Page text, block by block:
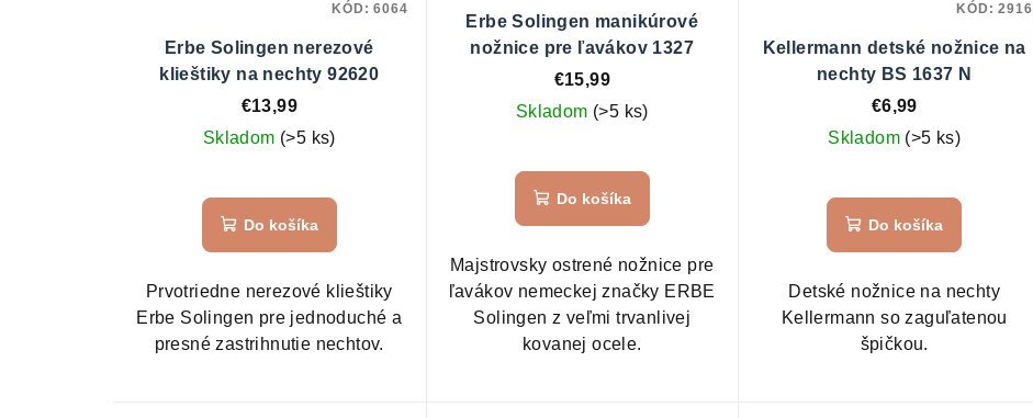
Erbe Solingen nerezové
klieštiky na nechty 92620
€13,99
Skladom (>5 ks)
Do košíka
Prvotriedne nerezové klieštiky
Erbe Solingen pre jednoduché a
presné zastrihnutie nechtov.
KÓD:6064
Erbe Solingen manikúrové
nožnice pre ľavákov 1327
€15,99
Skladom (>5 ks)
hodnotenie
produktu
je
5,0
5
hviezdičiek.
Do košíka
Majstrovsky ostrené nožnice pre
ľavákov nemeckej značky ERBE
Solingen z veľmi trvanlivej
kovanej ocele.
Kellermann detské nožnice na
nechty BS 1637 N
€6,99
Skladom (>5 ks)
Do košíka
Detské nožnice na nechty
Kellermann so zaguľatenou
špičkou.
KÓD:2916